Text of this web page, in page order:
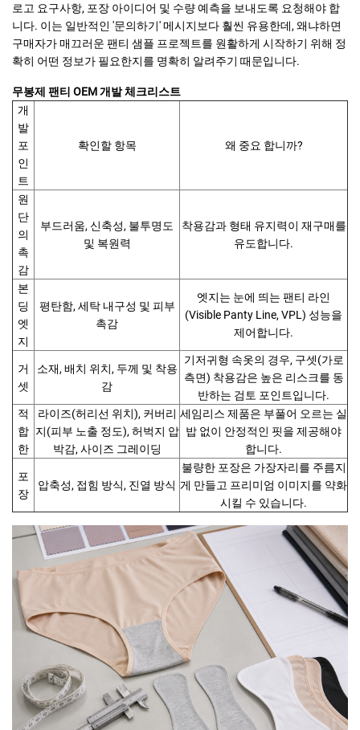
로고 요구사항, 포장 아이디어 및 수량 예측을 보내도록 요청해야 합
니다. 이는 일반적인 '문의하기' 메시지보다 훨씬 유용한데, 왜냐하면
구매자가 매끄러운 팬티 샘플 프로젝트를 원활하게 시작하기 위해 정
확히 어떤 정보가 필요한지를 명확히 알려주기 때문입니다.
무봉제 팬티 OEM 개발 체크리스트
개
발
포
인
트
확인할 항목 왜 중요 합니까?
원
단
의
촉
감
부드러움, 신축성, 불투명도
및 복원력
착용감과 형태 유지력이 재구매를
유도합니다.
본
딩
엣
지
평탄함, 세탁 내구성 및 피부
촉감
엣지는 눈에 띄는 팬티 라인
(Visible Panty Line, VPL) 성능을
제어합니다.
거
셋
소재, 배치 위치, 두께 및 착용
감
기저귀형 속옷의 경우, 구셋(가로
측면) 착용감은 높은 리스크를 동
반하는 검토 포인트입니다.
적
합
한
라이즈(허리선 위치), 커버리
지(피부 노출 정도), 허벅지 압
박감, 사이즈 그레이딩
세임리스 제품은 부풀어 오르는 실
밥 없이 안정적인 핏을 제공해야
합니다.
포
장
압축성, 접힘 방식, 진열 방식
불량한 포장은 가장자리를 주름지
게 만들고 프리미엄 이미지를 약화
시킬 수 있습니다.